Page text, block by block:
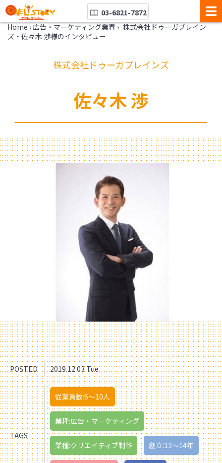
03-6821-7872
Home ›広告・マーケティング業界 › 株式会社ドゥーガブレイン
ズ・佐々木 渉様のインタビュー
株式会社ドゥーガブレインズ
佐々木 渉
POSTED 2019.12.03 Tue
TAGS
従業員数:6～10人
業種:広告・マーケティング
業種:クリエイティブ制作 創立:11〜14年